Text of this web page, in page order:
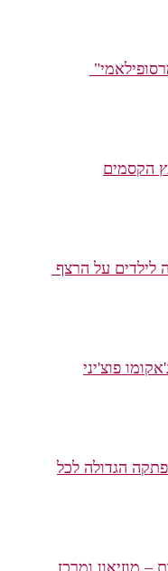
על הרצף
פוצ'יני
הגדולה לכל
ומרכז